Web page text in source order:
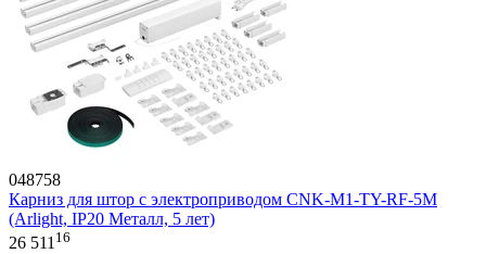
048758
Карниз для штор с электроприводом CNK-M1-TY-RF-5M
(Arlight, IP20 Металл, 5 лет)
26 51116